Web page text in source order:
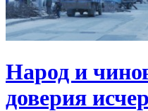
Народ и
доверия